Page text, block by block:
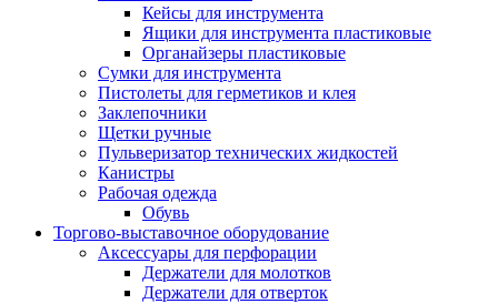
Кейсы для инструмента
Ящики для инструмента пластиковые
Органайзеры пластиковые
Сумки для инструмента
Пистолеты для герметиков и клея
Заклепочники
Щетки ручные
Пульверизатор технических жидкостей
Канистры
Рабочая одежда
Обувь
Торгово-выставочное оборудование
Аксессуары для перфорации
Держатели для молотков
Держатели для отверток